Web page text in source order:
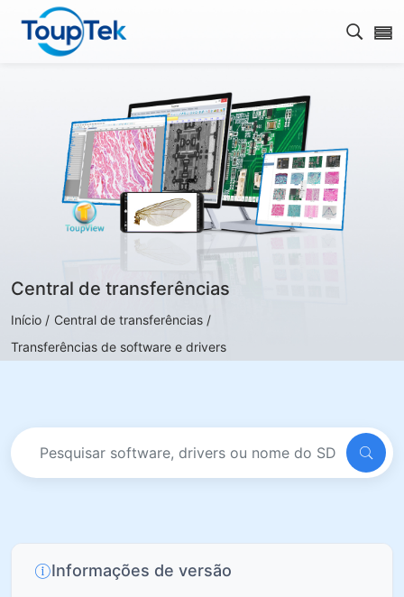
Abrir
Central de transferências
Início / Central de transferências /
Transferências de software e drivers
Informações de versão